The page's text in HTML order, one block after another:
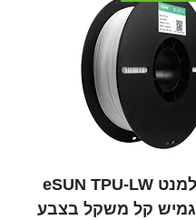
גליל פילמנט eSUN TPU-LW
WHITE גמיש קל משקל בצבע